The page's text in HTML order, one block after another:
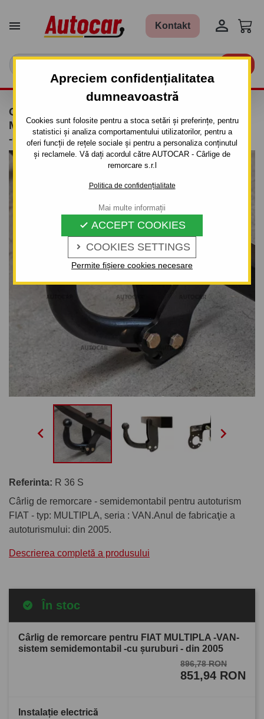
Apreciem confidențialitatea
dumneavoastră
Cookies sunt folosite pentru a stoca setări și preferințe, pentru
statistici și analiza comportamentului utilizatorilor, pentru a
oferi funcții de rețele sociale și pentru a personaliza conținutul
și reclamele. Vă dați acordul către AUTOCAR - Cârlige de
remorcare s.r.l
Politica de confidențialitate
 COOKIES SETTINGS
 ACCEPT COOKIES
Permite fișiere cookies necesare
Mai multe informații
 Kontakt 
CÂRLIG DE REMORCARE PENTRU FIAT
MULTIPLA -VAN- SISTEM SEMIDEMONTABIL
-CU ŞURUBURI - DIN 2005
 
Referinta: R 36 S
Cârlig de remorcare - semidemontabil pentru autoturism
FIAT - typ: MULTIPLA, seria : VAN.Anul de fabricaţie a
autoturismului: din 2005.
Descrierea completă a produsului
În stoc
Cârlig de remorcare pentru FIAT MULTIPLA -VAN-
sistem semidemontabil -cu şuruburi - din 2005
896,78 RON
851,94 RON
Instalație electrică